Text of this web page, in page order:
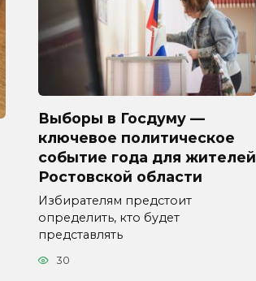
Выборы в Госдуму —
ключевое политическое
событие года для жителей
Ростовской области
Избирателям предстоит
определить, кто будет
представлять
30